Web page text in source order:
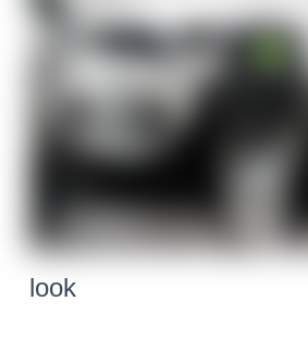
look